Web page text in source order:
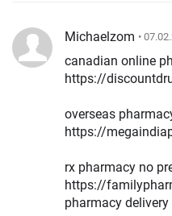
Michaelzom •
canadian online
https://
overseas
https://
rx pharmacy no
https://
pharmacy delivery